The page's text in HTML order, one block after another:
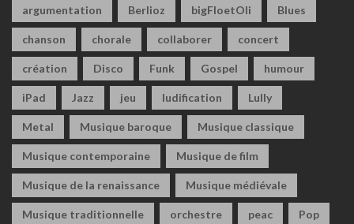
argumentation Berlioz bigFloetOli Blues
chanson chorale collaborer concert
création Disco Funk Gospel humour
iPad Jazz jeu ludification Lully
Metal Musique baroque Musique classique
Musique contemporaine Musique de film
Musique de la renaissance Musique médiévale
Musique traditionnelle orchestre peac Pop